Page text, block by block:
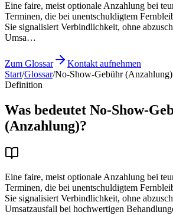
Eine faire, meist optionale Anzahlung bei
Terminen, die bei unentschuldigtem
Sie signalisiert Verbindlichkeit, ohne
Umsa…
Zum Glossar
Kontakt aufnehmen
Start/Glossar/No-Show-Gebühr (Anzahlung)
Definition
Was bedeutet No-Show-
(Anzahlung)?
Eine faire, meist optionale Anzahlung bei
Terminen, die bei unentschuldigtem
Sie signalisiert Verbindlichkeit, ohne
Umsatzausfall bei hochwertigen